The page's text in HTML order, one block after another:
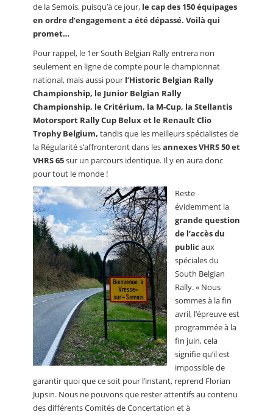
de la Semois, puisqu’à ce jour, le cap des 150 équipages
en ordre d’engagement a été dépassé. Voilà qui
promet…
Pour rappel, le 1er South Belgian Rally entrera non
seulement en ligne de compte pour le championnat
national, mais aussi pour l’Historic Belgian Rally
Championship, le Junior Belgian Rally
Championship, le Critérium, la M-Cup, la Stellantis
Motorsport Rally Cup Belux et le Renault Clio
Trophy Belgium, tandis que les meilleurs spécialistes de
la Régularité s’affronteront dans lesannexes VHRS 50 et
VHRS 65sur un parcours identique. Il y en aura donc
pour tout le monde !
Reste
évidemment la
grande question
de l’accès du
public aux
spéciales du
South Belgian
Rally. « Nous
sommes à la fin
avril, l’épreuve est
programmée à la
fin juin, cela
signifie qu’il est
impossible de
garantir quoi que ce soit pour l’instant, reprend Florian
Jupsin. Nous ne pouvons que rester attentifs au contenu
des différents Comités de Concertation et à